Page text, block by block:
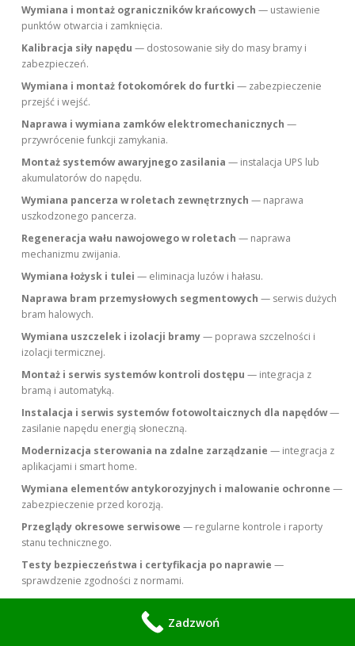
Wymiana i montaż ograniczników krańcowych — ustawienie
punktów otwarcia i zamknięcia.
Kalibracja siły napędu — dostosowanie siły do masy bramy i
zabezpieczeń.
Wymiana i montaż fotokomórek do furtki — zabezpieczenie
przejść i wejść.
Naprawa i wymiana zamków elektromechanicznych —
przywrócenie funkcji zamykania.
Montaż systemów awaryjnego zasilania — instalacja UPS lub
akumulatorów do napędu.
Wymiana pancerza w roletach zewnętrznych — naprawa
uszkodzonego pancerza.
Regeneracja wału nawojowego w roletach — naprawa
mechanizmu zwijania.
Wymiana łożysk i tulei — eliminacja luzów i hałasu.
Naprawa bram przemysłowych segmentowych — serwis dużych
bram halowych.
Wymiana uszczelek i izolacji bramy— poprawa szczelności i
izolacji termicznej.
Montaż i serwis systemów kontroli dostępu — integracja z
bramą i automatyką.
Instalacja i serwis systemów fotowoltaicznych dla napędów—
zasilanie napędu energią słoneczną.
Modernizacja sterowania na zdalne zarządzanie — integracja z
aplikacjami i smart home.
Wymiana elementów antykorozyjnych i malowanie ochronne —
zabezpieczenie przed korozją.
Przeglądy okresowe serwisowe — regularne kontrole i raporty
stanu technicznego.
Testy bezpieczeństwa i certyfikacja po naprawie —
sprawdzenie zgodności z normami.
Usuwanie skutków kolizji i naprawy po uderzeniach—
przywrócenie geometrii i funkcji.Zadzwoń